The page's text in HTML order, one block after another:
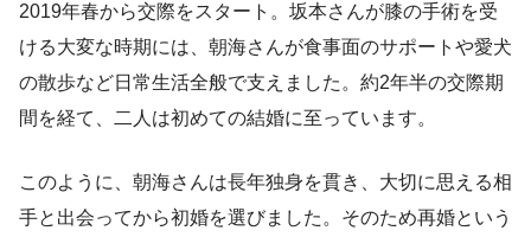
2019年春から交際をスタート。坂本さんが膝の手術を受
ける大変な時期には、朝海さんが食事面のサポートや愛犬
の散歩など日常生活全般で支えました。約2年半の交際期
間を経て、二人は初めての結婚に至っています。
このように、朝海さんは長年独身を貫き、大切に思える相
手と出会ってから初婚を選びました。そのため再婚という